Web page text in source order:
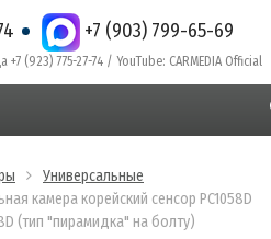
+7 (903) 799-65-69
(923) 775-27-74 / YouTube: CARMEDIA Official
Универсальные
камера корейский сенсор PC1058D
(тип "пирамидка" на болту)